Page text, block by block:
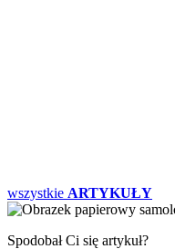
wszystkie ARTYKUŁY
Spodobał Ci się artykuł?